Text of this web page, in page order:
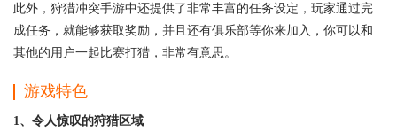
此外，狩猎冲突手游中还提供了非常丰富的任务设定，玩家通过完
成任务，就能够获取奖励，并且还有俱乐部等你来加入，你可以和
其他的用户一起比赛打猎，非常有意思。
游戏特色
1、令人惊叹的狩猎区域